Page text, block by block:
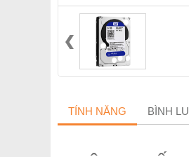
TÍNH NĂNG BÌNH